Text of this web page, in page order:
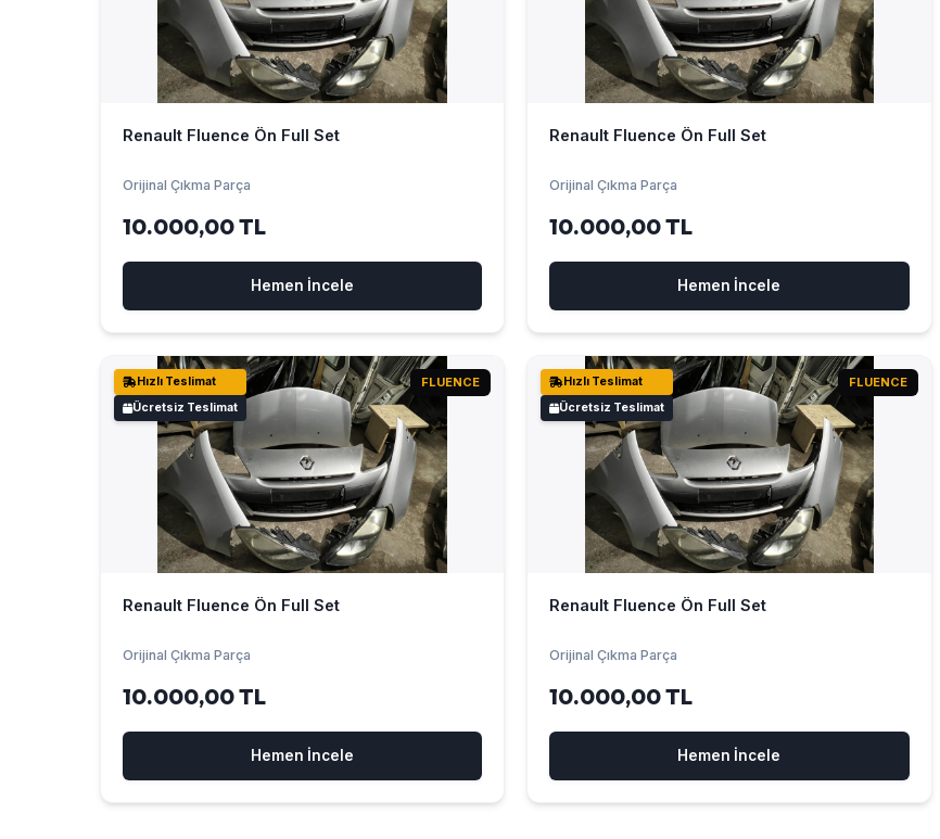
Renault Fluence Ön Full Set
Orijinal Çıkma Parça
10.000,00 TL
Hemen İncele
Renault Fluence Ön Full Set
Orijinal Çıkma Parça
10.000,00 TL
Hemen İncele
Hızlı Teslimat
Ücretsiz Teslimat
FLUENCE
Renault Fluence Ön Full Set
Orijinal Çıkma Parça
10.000,00 TL
Hemen İncele
Hızlı Teslimat
Ücretsiz Teslimat
FLUENCE
Renault Fluence Ön Full Set
Orijinal Çıkma Parça
10.000,00 TL
Hemen İncele